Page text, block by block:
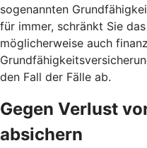
sogenannten
für immer, schränkt Sie
möglicherweise auch
den Fall der Fälle ab.
Gegen Verlust
absichern